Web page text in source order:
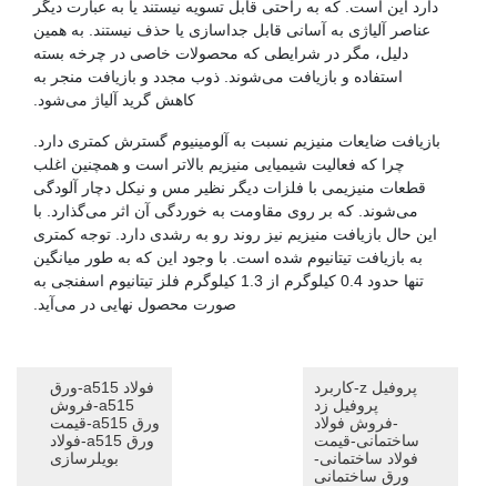
دارد این است. که به راحتی قابل تسویه نیستند یا به عبارت دیگر
عناصر آلیاژی به آسانی قابل جداسازی یا حذف نیستند. به همین
دلیل، مگر در شرایطی که محصولات خاصی در چرخه بسته
استفاده و بازیافت می‌شوند. ذوب مجدد و بازیافت منجر به
کاهش گرید آلیاژ می‌شود.
بازیافت ضایعات منیزیم نسبت به آلومینیوم گسترش کمتری دارد.
چرا که فعالیت شیمیایی منیزیم بالاتر است و همچنین اغلب
قطعات منیزیمی با فلزات دیگر نظیر مس و نیکل دچار آلودگی
می‌شوند. که بر روی مقاومت به خوردگی آن اثر می‌گذارد. با
این حال بازیافت منیزیم نیز روند رو به رشدی دارد. توجه کمتری
به بازیافت تیتانیوم شده است. با وجود این که به طور میانگین
تنها حدود 0.4 کیلوگرم از 1.3 کیلوگرم فلز تیتانیوم اسفنجی به
صورت محصول نهایی در می‌آید.
فولاد a515-ورق
a515-فروش
ورق a515-قیمت
ورق a515-فولاد
بویلرسازی
پروفیل z-کاربرد
پروفیل زد
-فروش فولاد
ساختمانی-قیمت
فولاد ساختمانی-
ورق ساختمانی